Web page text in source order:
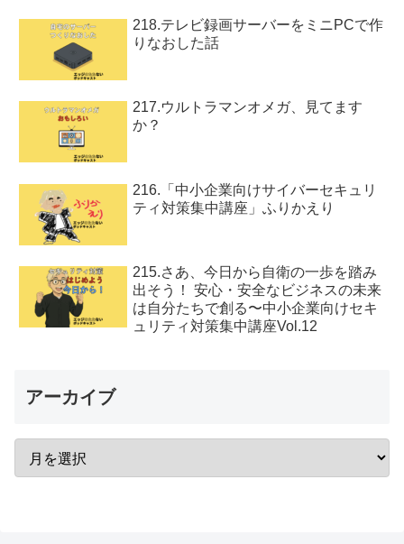
218.テレビ録画サーバーをミニPCで作
りなおした話
217.ウルトラマンオメガ、見てます
か？
216.「中小企業向けサイバーセキュリ
ティ対策集中講座」ふりかえり
215.さあ、今日から自衛の一歩を踏み
出そう！ 安心・安全なビジネスの未来
は自分たちで創る〜中小企業向けセキ
ュリティ対策集中講座Vol.12
アーカイブ